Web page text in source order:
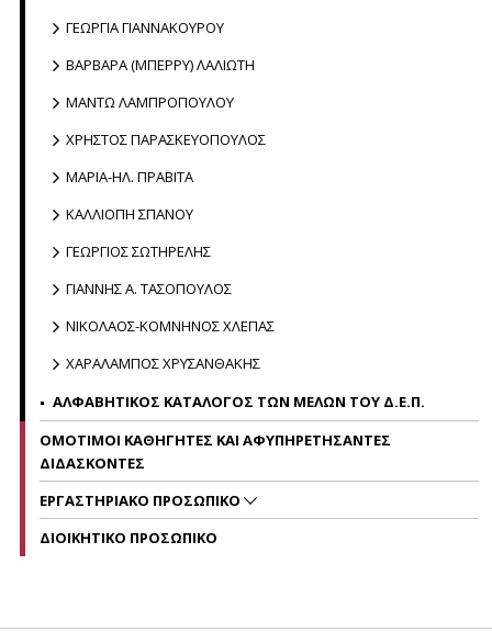
ΓΕΩΡΓΙΑ ΓΙΑΝΝΑΚΟΥΡΟΥ
ΒΑΡΒΑΡΑ (ΜΠΕΡΡΥ) ΛΑΛΙΩΤΗ
ΜΑΝΤΩ ΛΑΜΠΡΟΠΟΥΛΟΥ
ΧΡΗΣΤΟΣ ΠΑΡΑΣΚΕΥΟΠΟΥΛΟΣ
ΜΑΡΙΑ-ΗΛ. ΠΡΑΒΙΤΑ
ΚΑΛΛΙΟΠΗ ΣΠΑΝΟΥ
ΓΕΩΡΓΙΟΣ ΣΩΤΗΡΕΛΗΣ
ΓΙΑΝΝΗΣ Α. ΤΑΣΟΠΟΥΛΟΣ
ΝΙΚΟΛΑΟΣ-ΚΟΜΝΗΝΟΣ ΧΛΕΠΑΣ
ΧΑΡΑΛΑΜΠΟΣ ΧΡΥΣΑΝΘΑΚΗΣ
ΑΛΦΑΒΗΤΙΚΟΣ ΚΑΤΑΛΟΓΟΣ ΤΩΝ ΜΕΛΩΝ ΤΟΥ Δ.Ε.Π.
ΟΜΟΤΙΜΟΙ ΚΑΘΗΓΗΤΕΣ ΚΑΙ ΑΦΥΠΗΡΕΤΗΣΑΝΤΕΣ
ΔΙΔΑΣΚΟΝΤΕΣ
ΕΡΓΑΣΤΗΡΙΑΚΟ ΠΡΟΣΩΠΙΚΟ
ΔΙΟΙΚΗΤΙΚΟ ΠΡΟΣΩΠΙΚΟ